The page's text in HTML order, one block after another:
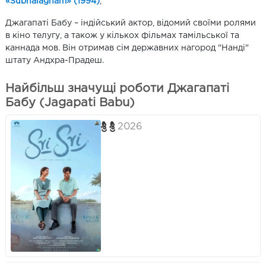
Джагапаті Бабу – індійський актор, відомий своїми ролями
в кіно телугу, а також у кількох фільмах тамільської та
каннада мов. Він отримав сім державних нагород "Нанді"
штату Андхра-Прадеш.
Найбільш значущі роботи Джагапаті
Бабу (Jagapati Babu)
శ్రీ శ్రీ 2026